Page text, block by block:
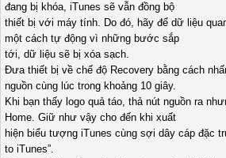
đang bị khóa, iTunes sẽ vẫn đồng bộ
thiết bị với máy tính. Do đó, hãy để dữ liệu
một cách tự động vì những bước sắp
tới, dữ liệu sẽ bị xóa sạch.
Đưa thiết bị về chế độ Recovery bằng cách
nguồn cùng lúc trong khoảng 10 giây.
Khi bạn thấy logo quả táo, thả nút nguồn ra
Home. Giữ như vậy cho đến khi xuất
hiện biểu tượng iTunes cùng sợi dây cáp đặc
to iTunes”.